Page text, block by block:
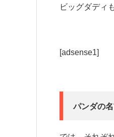
ビッグダディ
[adsense1]
パンダの